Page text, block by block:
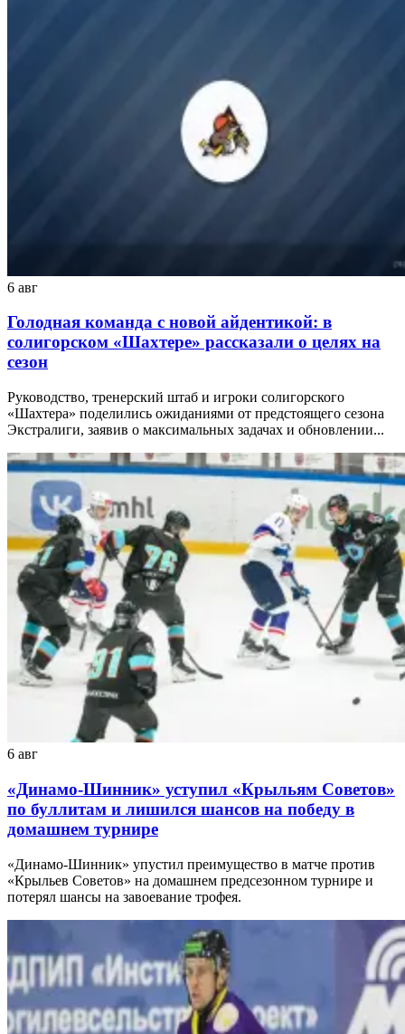
6 авг
Голодная команда с новой айдентикой: в
солигорском «Шахтере» рассказали о целях на
сезон
Руководство, тренерский штаб и игроки солигорского
«Шахтера» поделились ожиданиями от предстоящего сезона
Экстралиги, заявив о максимальных задачах и обновлении...
6 авг
«Динамо-Шинник» уступил «Крыльям Советов»
по буллитам и лишился шансов на победу в
домашнем турнире
«Динамо-Шинник» упустил преимущество в матче против
«Крыльев Советов» на домашнем предсезонном турнире и
потерял шансы на завоевание трофея.